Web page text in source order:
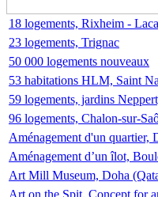
18 logements, Rixheim -
23 logements, Trignac
50 000 logements nouveaux
53 habitations HLM, Saint
59 logements, jardins
96 logements, Chalon-sur-
Aménagement d'un quartier,
Aménagement d’un îlot,
Art Mill Museum, Doha
Art on the Spit. Concept for